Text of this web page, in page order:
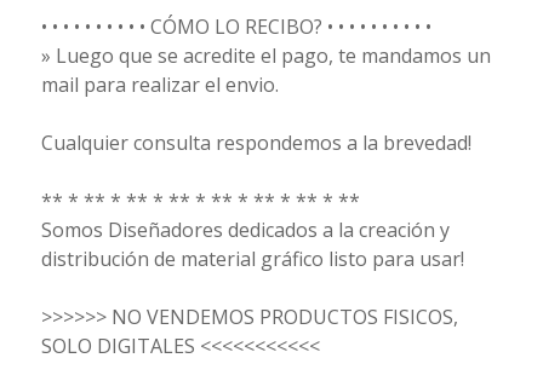
• • • • • • • • • • CÓMO LO RECIBO? • • • • • • • • • •
» Luego que se acredite el pago, te mandamos un
mail para realizar el envio.
Cualquier consulta respondemos a la brevedad!
** * ** * ** * ** * ** * ** * ** * **
Somos Diseñadores dedicados a la creación y
distribución de material gráfico listo para usar!
>>>>>> NO VENDEMOS PRODUCTOS FISICOS,
SOLO DIGITALES <<<<<<<<<<<